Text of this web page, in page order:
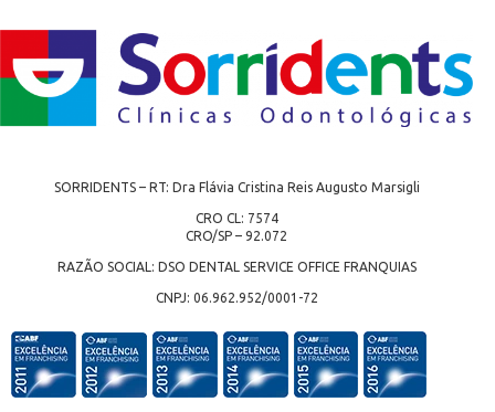
SORRIDENTS – RT: Dra Flávia Cristina Reis Augusto Marsigli
CRO CL: 7574
CRO/SP – 92.072
RAZÃO SOCIAL: DSO DENTAL SERVICE OFFICE FRANQUIAS
CNPJ: 06.962.952/0001-72